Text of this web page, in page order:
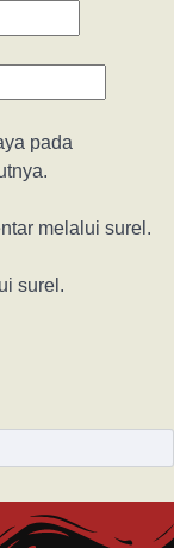
pada
melalui surel.
surel.